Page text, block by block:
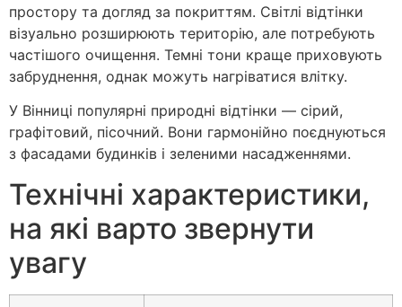
простору та догляд за покриттям. Світлі відтінки
візуально розширюють територію, але потребують
частішого очищення. Темні тони краще приховують
забруднення, однак можуть нагріватися влітку.
У Вінниці популярні природні відтінки — сірий,
графітовий, пісочний. Вони гармонійно поєднуються
з фасадами будинків і зеленими насадженнями.
Технічні характеристики,
на які варто звернути
увагу